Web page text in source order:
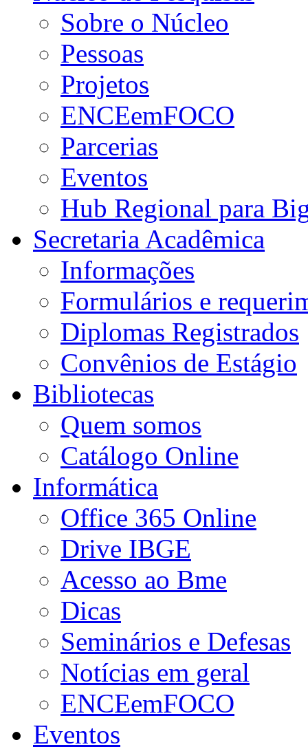
Sobre o Núcleo
Pessoas
Projetos
ENCEemFOCO
Parcerias
Eventos
Hub Regional para
Secretaria Acadêmica
Informações
Formulários e
Diplomas Registrados
Convênios de Estágio
Bibliotecas
Quem somos
Catálogo Online
Informática
Office 365 Online
Drive IBGE
Acesso ao Bme
Dicas
Seminários e Defesas
Notícias em geral
ENCEemFOCO
Eventos